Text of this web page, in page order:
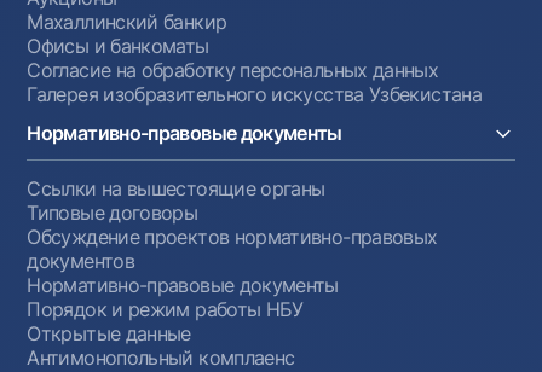
Махаллинский банкир
Офисы и банкоматы
Согласие на обработку персональных данных
Галерея изобразительного искусства Узбекистана
Нормативно-правовые документы
Ссылки на вышестоящие органы
Типовые договоры
Обсуждение проектов нормативно-правовых
документов
Нормативно-правовые документы
Порядок и режим работы НБУ
Открытые данные
Антимонопольный комплаенс